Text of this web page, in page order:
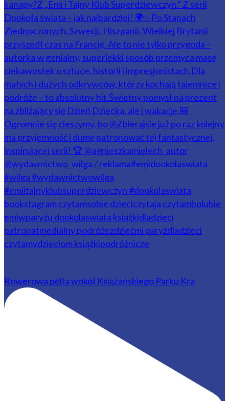
Rowerowa pętla wokół Książańskiego Parku Kra